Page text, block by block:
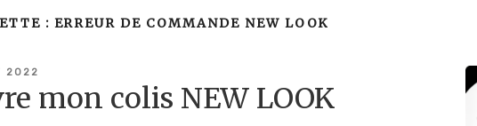
: ERREUR DE COMMANDE NEW LOOK
2022
mon colis NEW LOOK